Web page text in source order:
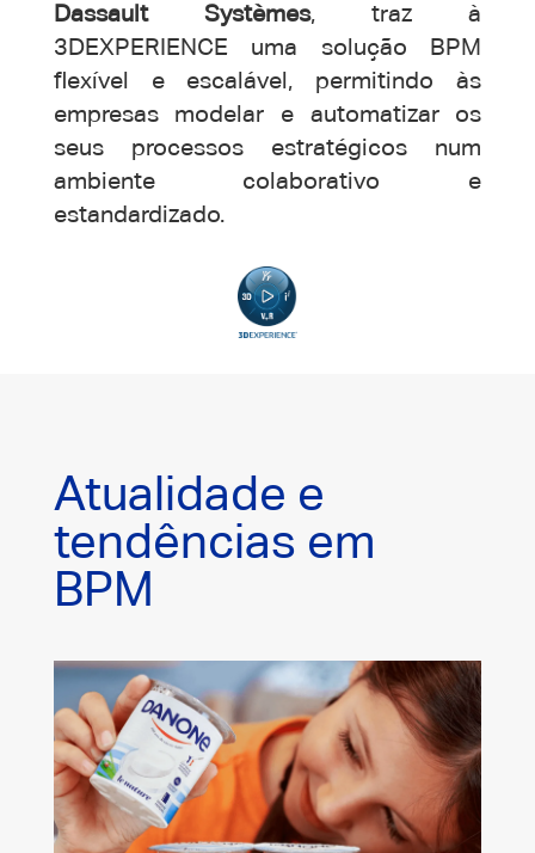
Dassault Systèmes, traz à
3DEXPERIENCE uma solução BPM
flexível e escalável, permitindo às
empresas modelar e automatizar os
seus processos estratégicos num
ambiente colaborativo e
estandardizado.
Atualidade e
tendências em
BPM